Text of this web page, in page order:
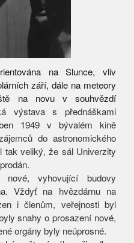
na Slunce, vliv
září, dále na meteory
na novu v souhvězdí
výstava s přednáškami
1949 v bývalém kině
do astronomického
tak veliký, že sál Univerzity
nové, vyhovující budovy
Vždyť na hvězdárnu na
i členům, veřejnosti byl
snahy o prosazení nové,
orgány byly neúprosné.